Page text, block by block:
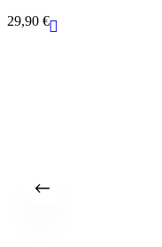
29,90 €